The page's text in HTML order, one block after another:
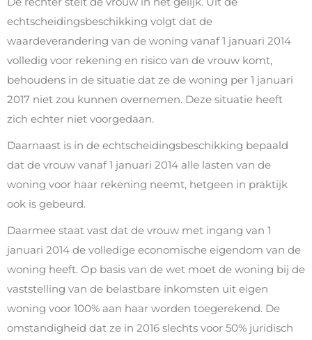
echtscheidingsbeschikking volgt dat de
waardeverandering van de woning vanaf 1 januari 2014
volledig voor rekening en risico van de vrouw komt,
behoudens in de situatie dat ze de woning per 1 januari
2017 niet zou kunnen overnemen. Deze situatie heeft
zich echter niet voorgedaan.
Daarnaast is in de echtscheidingsbeschikking bepaald
dat de vrouw vanaf 1 januari 2014 alle lasten van de
woning voor haar rekening neemt, hetgeen in praktijk
ook is gebeurd.
Daarmee staat vast dat de vrouw met ingang van 1
januari 2014 de volledige economische eigendom van de
woning heeft. Op basis van de wet moet de woning bij de
vaststelling van de belastbare inkomsten uit eigen
woning voor 100% aan haar worden toegerekend. De
omstandigheid dat ze in 2016 slechts voor 50% juridisch